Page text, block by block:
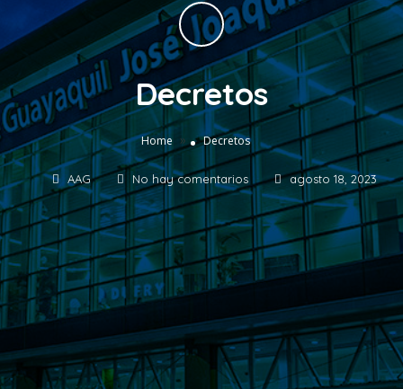
Decretos
Home » Decretos
AAG No hay comentarios agosto 18, 2023